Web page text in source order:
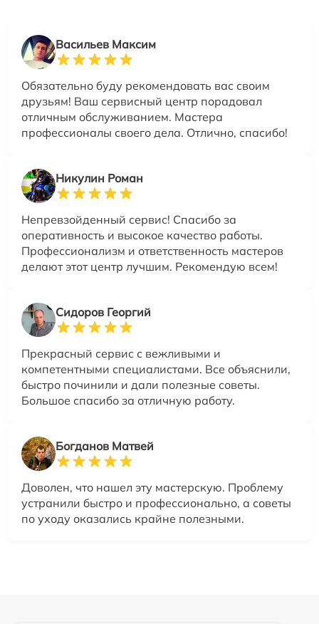
Васильев Максим
Обязательно буду рекомендовать вас своим
друзьям! Ваш сервисный центр порадовал
отличным обслуживанием. Мастера
профессионалы своего дела. Отлично, спасибо!
Никулин Роман
Непревзойденный сервис! Спасибо за
оперативность и высокое качество работы.
Профессионализм и ответственность мастеров
делают этот центр лучшим. Рекомендую всем!
Сидоров Георгий
Прекрасный сервис с вежливыми и
компетентными специалистами. Все объяснили,
быстро починили и дали полезные советы.
Большое спасибо за отличную работу.
Богданов Матвей
Доволен, что нашел эту мастерскую. Проблему
устранили быстро и профессионально, а советы
по уходу оказались крайне полезными.